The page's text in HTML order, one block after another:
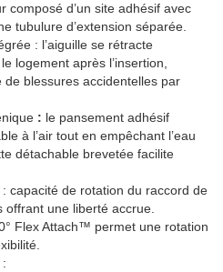
composé d’un site adhésif avec
tubulure d’extension séparée.
: l’aiguille se rétracte
logement après l’insertion,
de blessures accidentelles par
: le pansement adhésif
à l’air tout en empêchant l’eau
détachable brevetée facilite
capacité de rotation du raccord de
offrant une liberté accrue.
Flex Attach™ permet une rotation